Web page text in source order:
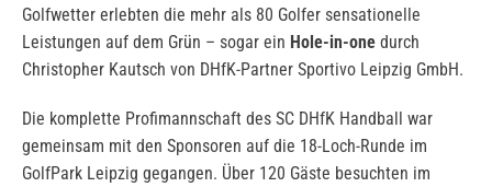
Golfwetter erlebten die mehr als 80 Golfer sensationelle
Leistungen auf dem Grün – sogar ein Hole-in-one durch
Christopher Kautsch von DHfK-Partner Sportivo Leipzig GmbH.
Die komplette Profimannschaft des SC DHfK Handball war
gemeinsam mit den Sponsoren auf die 18-Loch-Runde im
GolfPark Leipzig gegangen. Über 120 Gäste besuchten im